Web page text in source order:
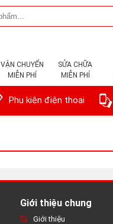
VẬN CHUYỂN
MIỄN PHÍ
SỬA CHỮA
MIỄN PHÍ
Phụ kiện điện thoại
Giới thiệu chung
Giới thiệu